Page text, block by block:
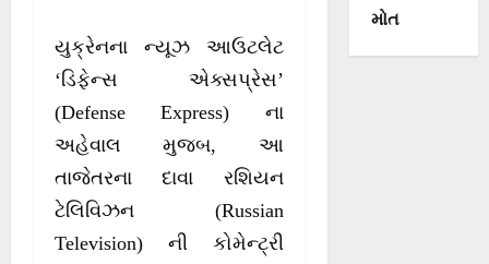
યુક્રેનના ન્યૂઝ આઉટલેટ
‘ડિફેન્સ એક્સપ્રેસ’
(Defense Express) ના
અહેવાલ મુજબ, આ
તાજેતરના દાવા રશિયન
ટેલિવિઝન (Russian
Television) ની કોમેન્ટ્રી
મોત